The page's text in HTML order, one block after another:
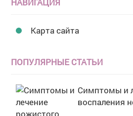
Карта сайта
ПОПУЛЯРНЫЕ СТАТЬИ
Симптомы и
воспаления